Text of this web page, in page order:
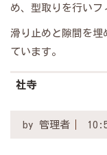
め、型取りを行いフ
滑り止めと隙間を埋
ています。
社寺
by 管理者